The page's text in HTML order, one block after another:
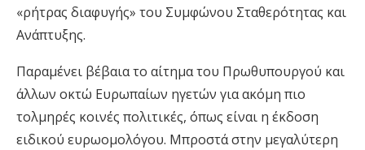
«ρήτρας διαφυγής» του Συμφώνου Σταθερότητας και
Ανάπτυξης.
Παραμένει βέβαια το αίτημα του Πρωθυπουργού και
άλλων οκτώ Ευρωπαίων ηγετών για ακόμη πιο
τολμηρές κοινές πολιτικές, όπως είναι η έκδοση
ειδικού ευρωομολόγου. Μπροστά στην μεγαλύτερη